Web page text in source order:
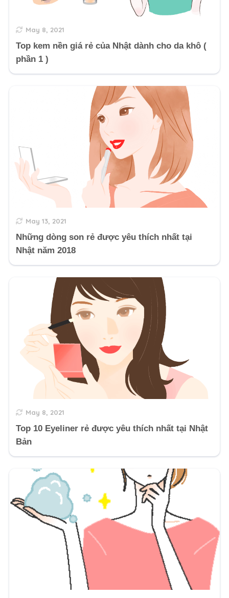
May 8, 2021
Top kem nền giá rẻ của Nhật dành cho da khô (
phần 1 )
May 13, 2021
Những dòng son rẻ được yêu thích nhất tại
Nhật năm 2018
May 8, 2021
Top 10 Eyeliner rẻ được yêu thích nhất tại Nhật
Bản